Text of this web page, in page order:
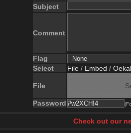
Subject
Comment
Flag
Select
File / Embed /
File
Password
Check out our